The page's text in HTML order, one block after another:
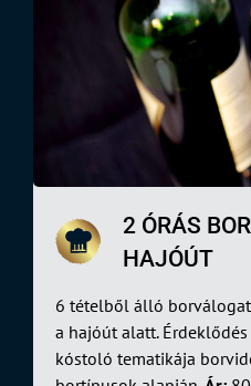
2 ÓRÁS
HAJÓÚT
6 tételből álló
a hajóút alatt.
kóstoló tematikája